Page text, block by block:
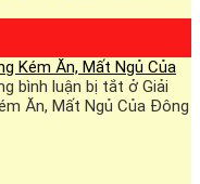
Kém Ăn, Mất Ngủ Của
bình luận bị tắt ở Giải
Ăn, Mất Ngủ Của Đông